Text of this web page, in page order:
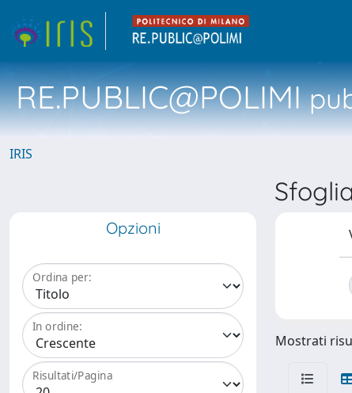
RE.PUBLIC@POLIMI
IRIS
Opzioni
Ordina per:
In ordine:
Risultati/Pagina
Mostrati